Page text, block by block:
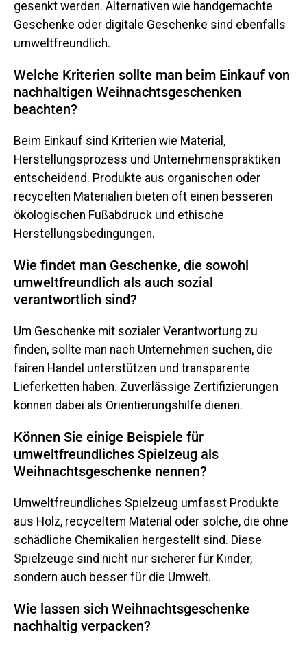
gesenkt werden. Alternativen wie handgemachte
Geschenke oder digitale Geschenke sind ebenfalls
umweltfreundlich.
Welche Kriterien sollte man beim Einkauf von
nachhaltigen Weihnachtsgeschenken
beachten?
Beim Einkauf sind Kriterien wie Material,
Herstellungsprozess und Unternehmenspraktiken
entscheidend. Produkte aus organischen oder
recycelten Materialien bieten oft einen besseren
ökologischen Fußabdruck und ethische
Herstellungsbedingungen.
Wie findet man Geschenke, die sowohl
umweltfreundlich als auch sozial
verantwortlich sind?
Um Geschenke mit sozialer Verantwortung zu
finden, sollte man nach Unternehmen suchen, die
fairen Handel unterstützen und transparente
Lieferketten haben. Zuverlässige Zertifizierungen
können dabei als Orientierungshilfe dienen.
Können Sie einige Beispiele für
umweltfreundliches Spielzeug als
Weihnachtsgeschenke nennen?
Umweltfreundliches Spielzeug umfasst Produkte
aus Holz, recyceltem Material oder solche, die ohne
schädliche Chemikalien hergestellt sind. Diese
Spielzeuge sind nicht nur sicherer für Kinder,
sondern auch besser für die Umwelt.
Wie lassen sich Weihnachtsgeschenke
nachhaltig verpacken?